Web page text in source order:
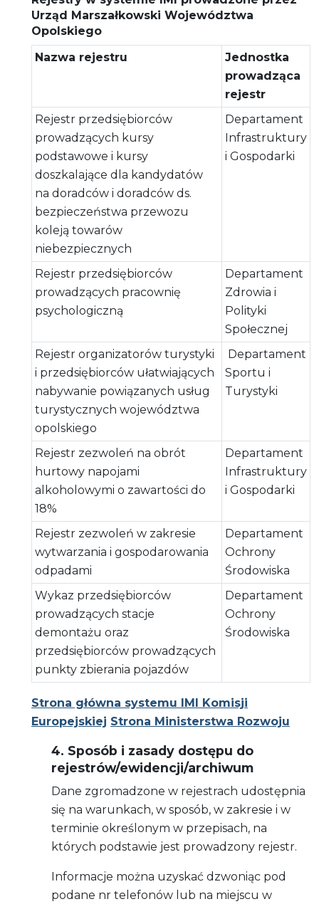
Urząd Marszałkowski Województwa
Opolskiego
Nazwa rejestru
Jednostka
prowadząca
rejestr
Rejestr przedsiębiorców
prowadzących kursy
podstawowe i kursy
doszkalające dla kandydatów
na doradców i doradców ds.
bezpieczeństwa przewozu
koleją towarów
niebezpiecznych
Departament
Infrastruktury
i Gospodarki
Rejestr przedsiębiorców
prowadzących pracownię
psychologiczną
Departament
Zdrowia i
Polityki
Społecznej
Rejestr organizatorów turystyki
i przedsiębiorców ułatwiających
nabywanie powiązanych usług
turystycznych województwa
opolskiego
Departament
Sportu i
Turystyki
Rejestr zezwoleń na obrót
hurtowy napojami
alkoholowymi o zawartości do
18%
Departament
Infrastruktury
i Gospodarki
Rejestr zezwoleń w zakresie
wytwarzania i gospodarowania
odpadami
Departament
Ochrony
Środowiska
Wykaz przedsiębiorców
prowadzących stacje
demontażu oraz
przedsiębiorców prowadzących
punkty zbierania pojazdów
Departament
Ochrony
Środowiska
Strona główna systemu IMI Komisji
Europejskiej Strona Ministerstwa Rozwoju
4. Sposób i zasady dostępu do
rejestrów/ewidencji/archiwum
Dane zgromadzone w rejestrach udostępnia
się na warunkach, w sposób, w zakresie i w
terminie określonym w przepisach, na
których podstawie jest prowadzony rejestr.
Informacje można uzyskać dzwoniąc pod
podane nr telefonów lub na miejscu w